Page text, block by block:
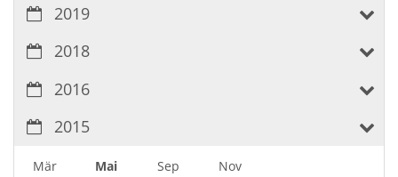
2019
2018
2016
2015
Mär Mai Sep Nov